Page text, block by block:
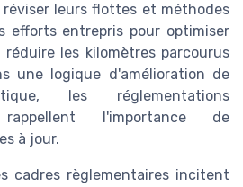
leurs flottes et méthodes
efforts entrepris pour optimiser
les kilomètres parcourus
une logique d'amélioration de
les réglementations
rappellent l'importance de
à jour.
cadres règlementaires incitent